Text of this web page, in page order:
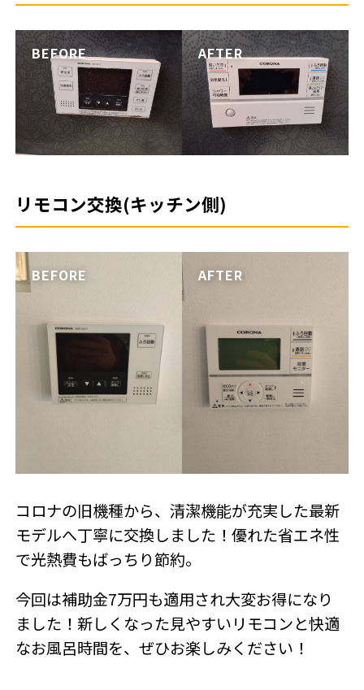
リモコン交換(キッチン側)
コロナの旧機種から、清潔機能が充実した最新
モデルへ丁寧に交換しました！優れた省エネ性
で光熱費もばっちり節約。
今回は補助金7万円も適用され大変お得になり
ました！新しくなった見やすいリモコンと快適
なお風呂時間を、ぜひお楽しみください！